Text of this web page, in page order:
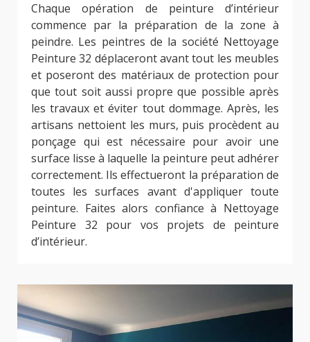
Chaque opération de peinture d’intérieur
commence par la préparation de la zone à
peindre. Les peintres de la société Nettoyage
Peinture 32 déplaceront avant tout les meubles
et poseront des matériaux de protection pour
que tout soit aussi propre que possible après
les travaux et éviter tout dommage. Après, les
artisans nettoient les murs, puis procèdent au
ponçage qui est nécessaire pour avoir une
surface lisse à laquelle la peinture peut adhérer
correctement. Ils effectueront la préparation de
toutes les surfaces avant d'appliquer toute
peinture. Faites alors confiance à Nettoyage
Peinture 32 pour vos projets de peinture
d’intérieur.